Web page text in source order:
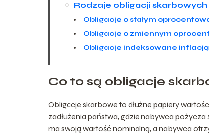
Rodzaje obligacji skarbowych
Obligacje o stałym
Obligacje o zmiennym
Obligacje indeksowane inflacją
Co to są obligacje
Obligacje skarbowe to dłużne papiery
zadłużenia państwa, gdzie nabywca
ma swoją wartość nominalną, a nabywca